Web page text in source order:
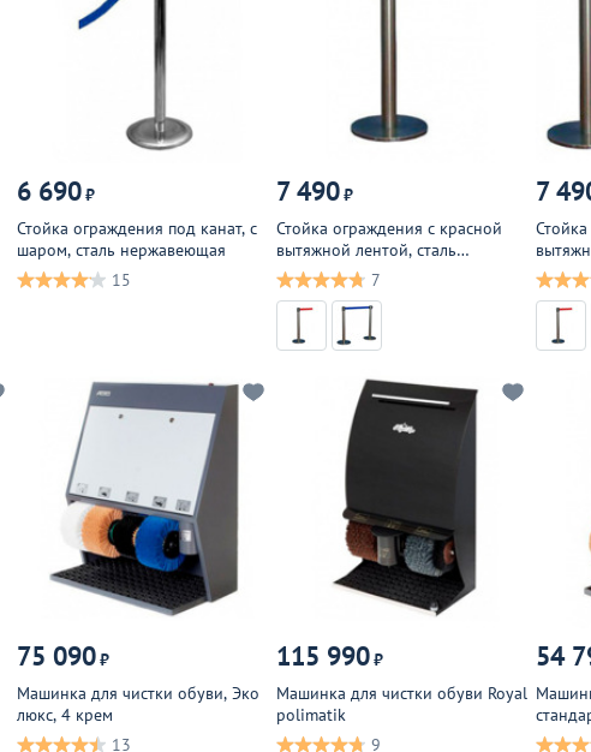
6 690₽
Стойка ограждения под канат, с
шаром, сталь нержавеющая
15
7 490₽
Стойка ограждения с красной
вытяжной лентой, сталь
нержавеющая
7
7
75 090₽
Машинка для чистки обуви, Эко
люкс, 4 крем
13
115 990₽
Машинка для чистки обуви Royal
polimatik
9
54